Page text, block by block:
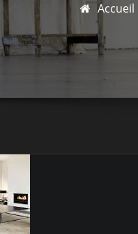
Accueil